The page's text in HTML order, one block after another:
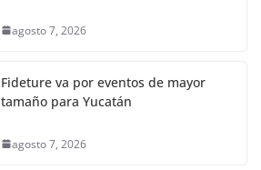
agosto 7, 2026
Fideture va por eventos de mayor
tamaño para Yucatán
agosto 7, 2026